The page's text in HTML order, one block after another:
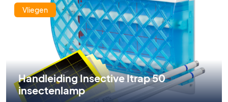
Vliegen
Handleiding Insective Itrap 50
insectenlamp